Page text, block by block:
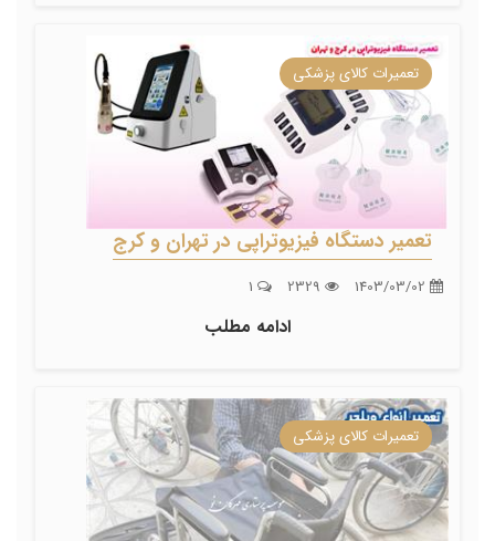
تعمیرات کالای پزشکی
تعمیر دستگاه فیزیوتراپی در تهران و کرج
ادامه مطلب
تعمیرات کالای پزشکی